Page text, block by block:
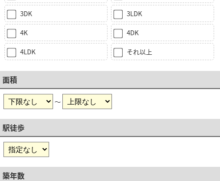
3DK 3LDK
4K 4DK
4LDK それ以上
面積
～
駅徒歩
築年数